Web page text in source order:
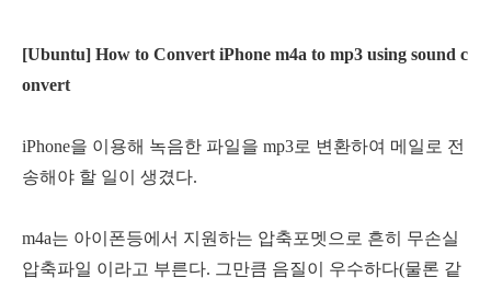
[Ubuntu] How to Convert iPhone m4a to mp3 using sound c
onvert
iPhone을 이용해 녹음한 파일을 mp3로 변환하여 메일로 전
송해야 할 일이 생겼다.
m4a는 아이폰등에서 지원하는 압축포멧으로 흔히 무손실
압축파일 이라고 부른다. 그만큼 음질이 우수하다(물론 같